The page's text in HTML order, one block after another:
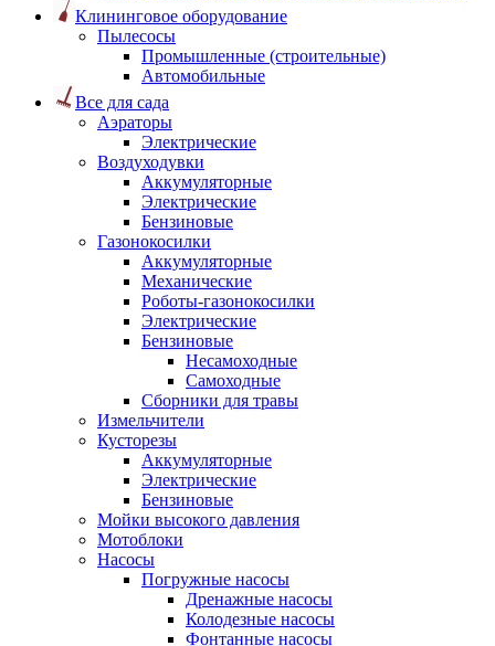
Клининговое оборудование
Пылесосы
Промышленные (строительные)
Автомобильные
Все для сада
Аэраторы
Электрические
Воздуходувки
Аккумуляторные
Электрические
Бензиновые
Газонокосилки
Аккумуляторные
Механические
Роботы-газонокосилки
Электрические
Бензиновые
Несамоходные
Самоходные
Сборники для травы
Измельчители
Кусторезы
Аккумуляторные
Электрические
Бензиновые
Мойки высокого давления
Мотоблоки
Насосы
Погружные насосы
Дренажные насосы
Колодезные насосы
Фонтанные насосы